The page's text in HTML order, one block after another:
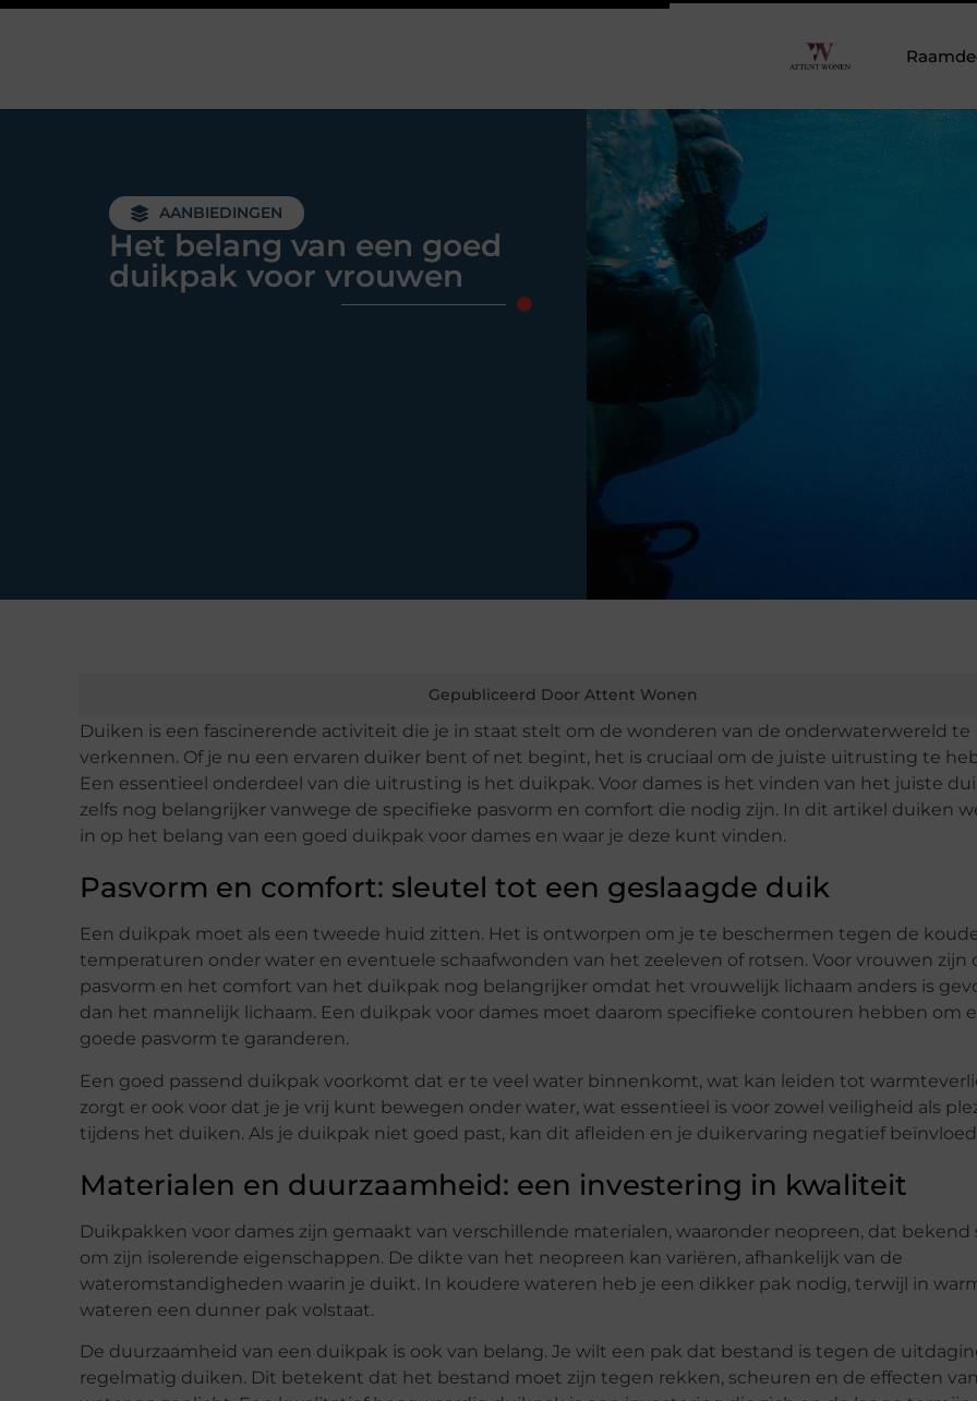
AANBIEDINGEN
Het belang van een goed
duikpak voor vrouwen
Gepubliceerd Door Attent Wonen
Duiken is een fascinerende activiteit die je in staat stelt om de wonderen van de onderwaterwereld te
verkennen. Of je nu een ervaren duiker bent of net begint, het is cruciaal om de juiste uitrusting te
Een essentieel onderdeel van die uitrusting is het duikpak. Voor dames is het vinden van het juiste
zelfs nog belangrijker vanwege de specifieke pasvorm en comfort die nodig zijn. In dit artikel duiken
in op het belang van een goed duikpak voor dames en waar je deze kunt vinden.
Pasvorm en comfort: sleutel tot een geslaagde duik
Een duikpak moet als een tweede huid zitten. Het is ontworpen om je te beschermen tegen de
temperaturen onder water en eventuele schaafwonden van het zeeleven of rotsen. Voor vrouwen zijn
pasvorm en het comfort van het duikpak nog belangrijker omdat het vrouwelijk lichaam anders is
dan het mannelijk lichaam. Een duikpak voor dames moet daarom specifieke contouren hebben om
goede pasvorm te garanderen.
Een goed passend duikpak voorkomt dat er te veel water binnenkomt, wat kan leiden tot
zorgt er ook voor dat je je vrij kunt bewegen onder water, wat essentieel is voor zowel veiligheid als
tijdens het duiken. Als je duikpak niet goed past, kan dit afleiden en je duikervaring negatief
Materialen en duurzaamheid: een investering in kwaliteit
Duikpakken voor dames zijn gemaakt van verschillende materialen, waaronder neopreen, dat bekend
om zijn isolerende eigenschappen. De dikte van het neopreen kan variëren, afhankelijk van de
wateromstandigheden waarin je duikt. In koudere wateren heb je een dikker pak nodig, terwijl in
wateren een dunner pak volstaat.
De duurzaamheid van een duikpak is ook van belang. Je wilt een pak dat bestand is tegen de
regelmatig duiken. Dit betekent dat het bestand moet zijn tegen rekken, scheuren en de effecten